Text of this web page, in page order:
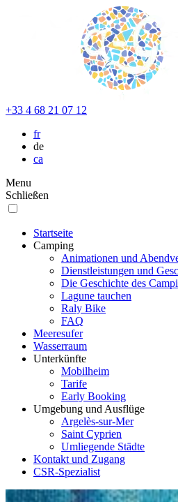
+33 4 68 21 07 12
fr
de
ca
Menu
Schließen
Startseite
Camping
Animationen und
Dienstleistungen und
Die Geschichte des
Lagune tauchen
Raly Bike
FAQ
Meeresufer
Wasserraum
Unterkünfte
Mobilheim
Tarife
Early Booking
Umgebung und Ausflüge
Argelès-sur-Mer
Saint Cyprien
Umliegende Städte
Kontakt und Zugang
CSR-Spezialist